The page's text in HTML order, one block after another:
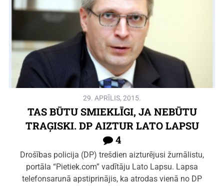
29. APRĪLIS, 2015.
TAS BŪTU SMIEKLĪGI, JA NEBŪTU
TRAĢISKI. DP AIZTUR LATO LAPSU
4
Drošības policija (DP) trešdien aizturējusi žurnālistu,
portāla “Pietiek.com” vadītāju Lato Lapsu. Lapsa
telefonsarunā apstiprinājis, ka atrodas vienā no DP